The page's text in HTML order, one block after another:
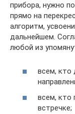
прибора, нужно
прямо на
алгоритм,
дальнейшем.
любой из
всем, кто
всем, кто
встречке;